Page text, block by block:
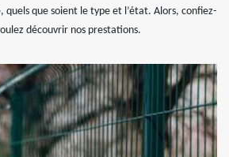
que soient le type et l’état. Alors, confiez-
découvrir nos prestations.